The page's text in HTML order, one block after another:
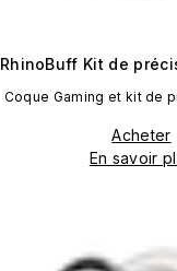
RhinoBuff Kit de
Coque Gaming et kit de
Acheter
En savoir